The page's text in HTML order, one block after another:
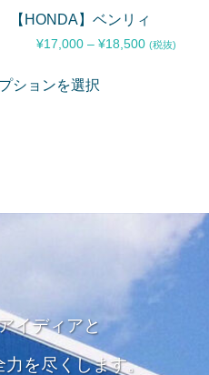
【HONDA】ベンリィ
¥17,000 – ¥18,500 (税抜)
ションを選択
イディアと
を尽くします。